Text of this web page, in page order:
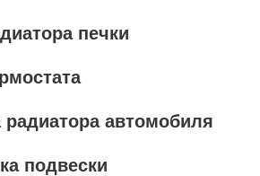
печки
автомобиля
подвески